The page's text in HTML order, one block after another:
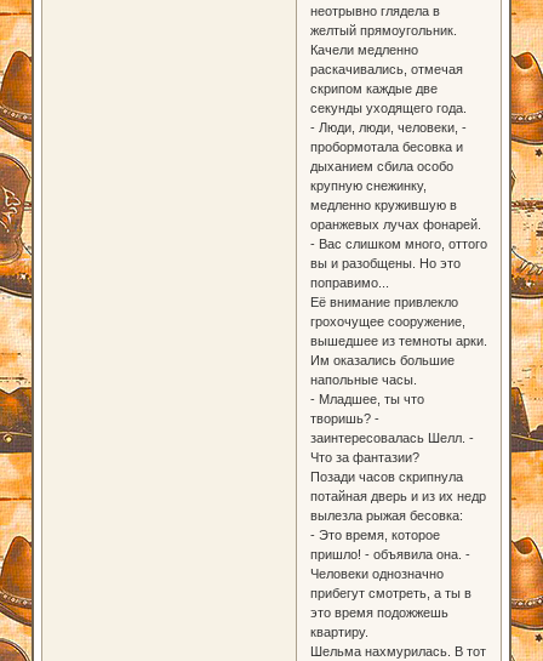
неотрывно глядела в
желтый прямоугольник.
Качели медленно
раскачивались, отмечая
скрипом каждые две
секунды уходящего года.
- Люди, люди, человеки, -
пробормотала бесовка и
дыханием сбила особо
крупную снежинку,
медленно кружившую в
оранжевых лучах фонарей.
- Вас слишком много, оттого
вы и разобщены. Но это
поправимо...
Её внимание привлекло
грохочущее сооружение,
вышедшее из темноты арки.
Им оказались большие
напольные часы.
- Младшее, ты что
творишь? -
заинтересовалась Шелл. -
Что за фантазии?
Позади часов скрипнула
потайная дверь и из их недр
вылезла рыжая бесовка:
- Это время, которое
пришло! - объявила она. -
Человеки однозначно
прибегут смотреть, а ты в
это время подожжешь
квартиру.
Шельма нахмурилась. В тот